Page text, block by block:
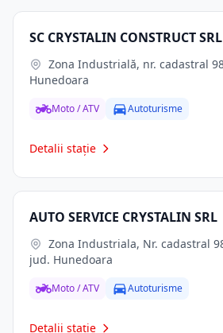
SC CRYSTALIN CONSTRUCT SRL
Hunedoara
Moto / ATV Autoturisme
Detalii stație
AUTO SERVICE CRYSTALIN SRL
jud. Hunedoara
Moto / ATV Autoturisme
Detalii stație